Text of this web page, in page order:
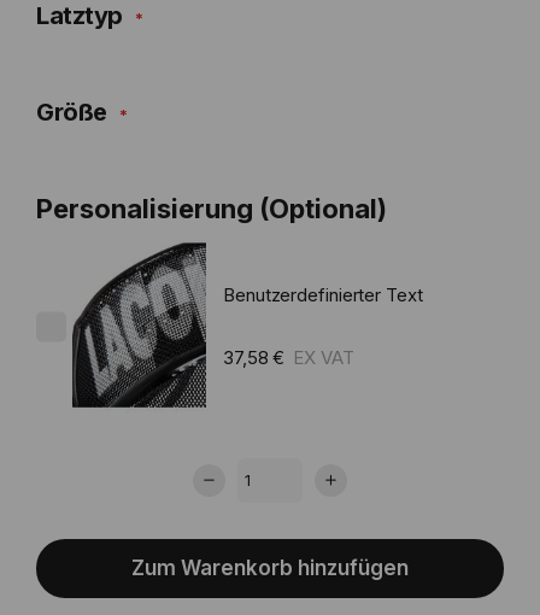
Latztyp
Größe
Personalisierung (Optional)
Benutzerdefinierter Text
37,58 €
Zum Warenkorb hinzufügen